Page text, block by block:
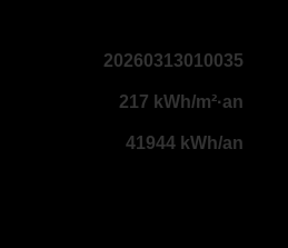
20260313010035
217 kWh/m²·an
41944 kWh/an